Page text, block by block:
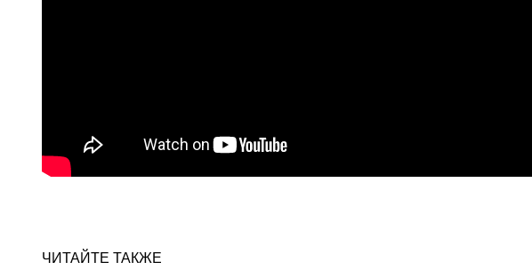
ЧИТАЙТЕ ТАКЖЕ